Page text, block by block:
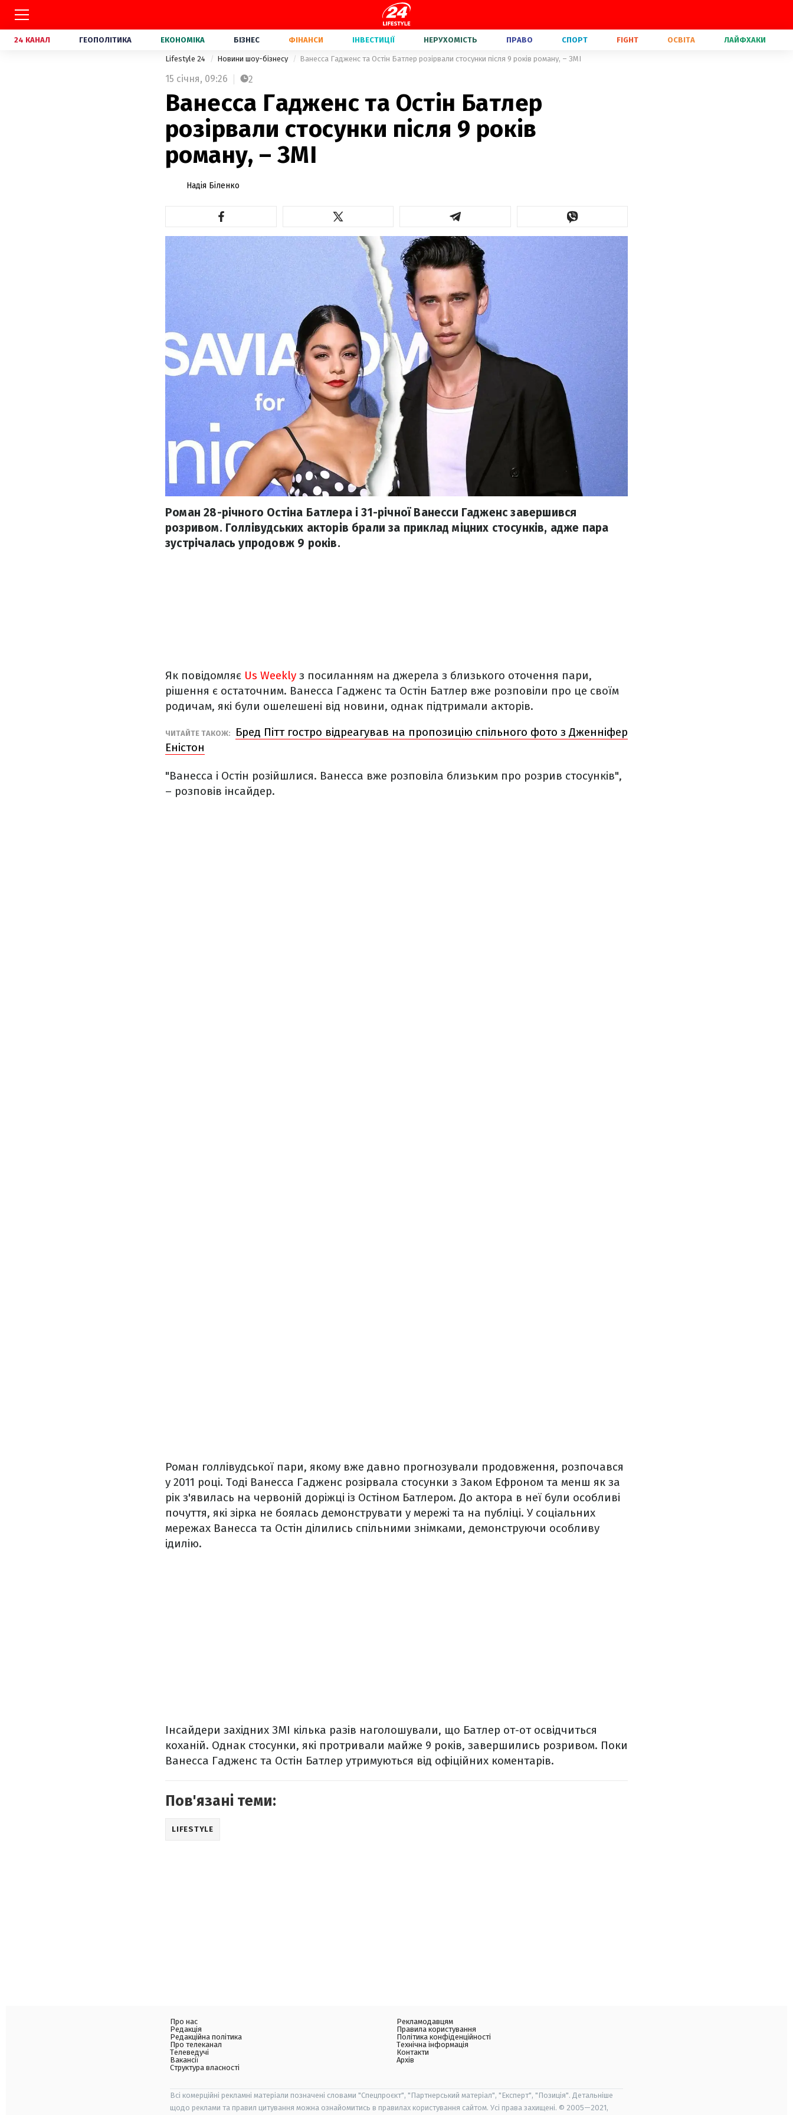
24 КАНАЛ ГЕОПОЛІТИКА ЕКОНОМІКА БІЗНЕС ФІНАНСИ ІНВЕСТИЦІЇ НЕРУХОМІСТЬ ПРАВО СПОРТ FIGHT ОСВІТА ЛАЙФХАКИ
Lifestyle 24 Новини шоу-бізнесу Ванесса Гадженс та Остін Батлер розірвали стосунки після 9 років роману, – ЗМІ
15 січня, 09:26 2
Ванесса Гадженс та Остін Батлер
розірвали стосунки після 9 років
роману, – ЗМІ
Надія Біленко
Роман 28-річного Остіна Батлера і 31-річної Ванесси Гадженс завершився
розривом. Голлівудських акторів брали за приклад міцних стосунків, адже пара
зустрічалась упродовж 9 років.
Як повідомляє Us Weekly з посиланням на джерела з близького оточення пари,
рішення є остаточним. Ванесса Гадженс та Остін Батлер вже розповіли про це своїм
родичам, які були ошелешені від новини, однак підтримали акторів.
ЧИТАЙТЕ ТАКОЖ:
Бред Пітт гостро відреагував на пропозицію спільного фото з Дженніфер
Еністон
"Ванесса і Остін розійшлися. Ванесса вже розповіла близьким про розрив стосунків",
– розповів інсайдер.
Роман голлівудської пари, якому вже давно прогнозували продовження, розпочався
у 2011 році. Тоді Ванесса Гадженс розірвала стосунки з Заком Ефроном та менш як за
рік з'явилась на червоній доріжці із Остіном Батлером. До актора в неї були особливі
почуття, які зірка не боялась демонструвати у мережі та на публіці. У соціальних
мережах Ванесса та Остін ділились спільними знімками, демонструючи особливу
ідилію.
Інсайдери західних ЗМІ кілька разів наголошували, що Батлер от-от освідчиться
коханій. Однак стосунки, які протривали майже 9 років, завершились розривом. Поки
Ванесса Гадженс та Остін Батлер утримуються від офіційних коментарів.
Пов'язані теми:
LIFESTYLE
Про нас
Редакція
Редакційна політика
Про телеканал
Телеведучі
Вакансії
Структура власності
Рекламодавцям
Правила користування
Політика конфіденційності
Технічна інформація
Контакти
Архів
Всі комерційні рекламні матеріали позначені словами "Спецпроєкт", "Партнерський матеріал", "Експерт", "Позиція". Детальніше
щодо реклами та правил цитування можна ознайомитись в правилах користування сайтом. Усі права захищені. © 2005—2021,